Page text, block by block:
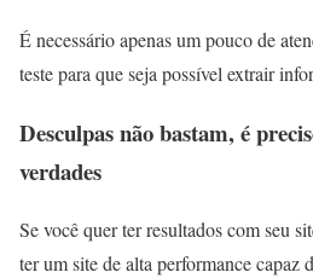
É necessário apenas um pouco de
teste para que seja possível extrair
Desculpas não bastam, é
verdades
Se você quer ter resultados com seu
ter um site de alta performance capaz